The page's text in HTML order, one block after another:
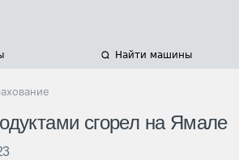
Найти машины
сгорел на Ямале